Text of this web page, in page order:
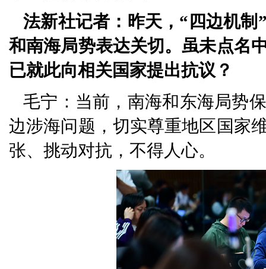
法新社记者：昨天，“四边机
和南海局势表达关切。虽未点名
已就此向相关国家提出抗议？
毛宁：当前，南海和东海局势
边涉海问题，切实尊重地区国家
张、挑动对抗，不得人心。